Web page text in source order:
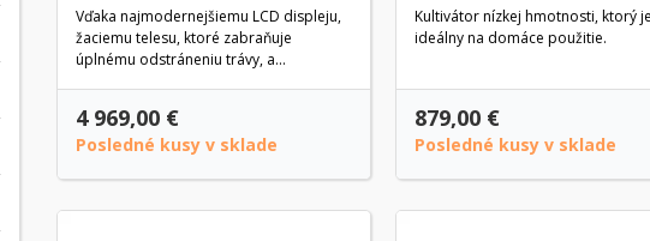
Vďaka najmodernejšiemu LCD displeju,
žaciemu telesu, ktoré zabraňuje
úplnému odstráneniu trávy, a...
4 969,00 €
Posledné kusy v sklade
Kultivátor nízkej hmotnosti, ktorý
ideálny na domáce použitie.
879,00 €
Posledné kusy v sklade